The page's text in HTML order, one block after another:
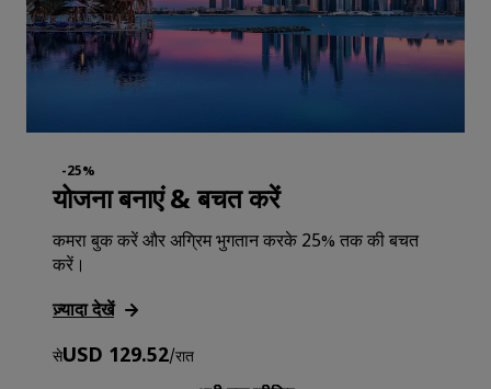
-25%
योजना बनाएं & बचत करें
कमरा बुक करें और अग्रिम भुगतान करके 25% तक की बचत
करें।
ज़्यादा देखें
सेUSD 129.52/रात